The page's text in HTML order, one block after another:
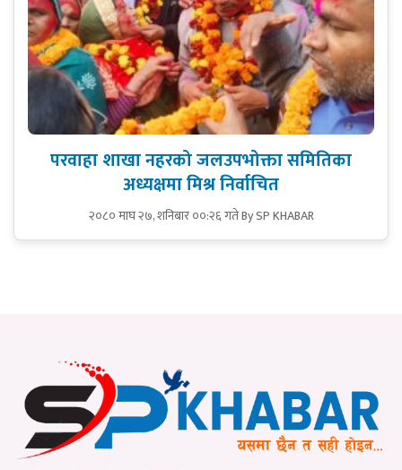
परवाहा शाखा नहरको जलउपभोक्ता समितिका
अध्यक्षमा मिश्र निर्वाचित
२०८० माघ २७, शनिबार ००:२६ गतेBy SP KHABAR